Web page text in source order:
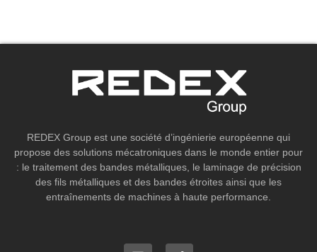
REDEX Group est une société d’ingénierie européenne qui
propose des solutions mécatroniques dans le monde entier pour
: le traitement des bandes métalliques, le laminage de précision
des fils métalliques et des bandes étroites ainsi que les
entraînements de machines à haute performance.